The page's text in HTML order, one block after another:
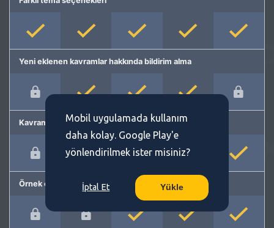
Yeni eklenen kavramlar hakkında bildirim alma
Kavram önerme
Örnek cümleler
Mobil uygulamada kullanım
daha kolay. Google Play'e
yönlendirilmek ister misiniz?
İptal Et Yükle